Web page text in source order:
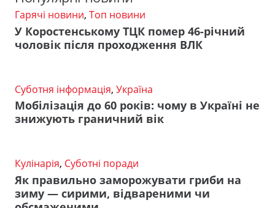
Гарячі новини, Топ новини
У Коростенському ТЦК помер 46-річний
чоловік після проходження ВЛК
Суботня інформація, Україна
Мобілізація до 60 років: чому в Україні не
знижують граничний вік
Кулінарія, Суботні поради
Як правильно заморожувати гриби на
зиму — сирими, відвареними чи